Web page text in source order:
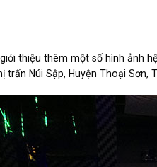
thiệu thêm một số hình ảnh
trấn Núi Sập, Huyện Thoại